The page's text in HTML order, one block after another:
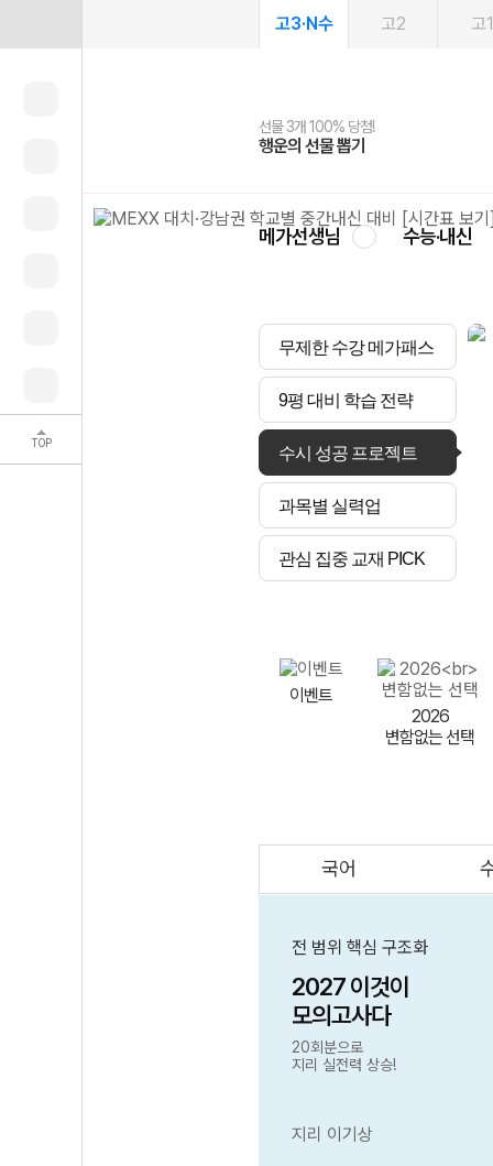
TOP
고3·N수 고2 고1
선물 3개 100% 당첨!
행운의 선물 뽑기
선물 100% 증정!
메가스터디 X 올리브
2027 러셀 단과
강사 공개선발
스마트러닝앱
설문 EVENT
메가패스
3일 무료 체험권
메가패스 수강생 무료혜택!
메가클럽 멤버십
사회공헌 캠페인
희망이룸 메가나눔
메가선생님 수능·내신
무제한 수강 메가패스
9평 대비 학습 전략
수시 성공 프로젝트
과목별 실력업
관심 집중 교재 PICK
이벤트
2026
변함없는 선택
국어
전 범위 핵심 구조화
2027 이것이
모의고사다
20회분으로
지리 실전력 상승!
지리 이기상